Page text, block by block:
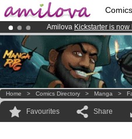
Amilova Kickstarter is now
Premium membership
Already 100000members
Home > Comics Directory > Manga >
Favourites Share